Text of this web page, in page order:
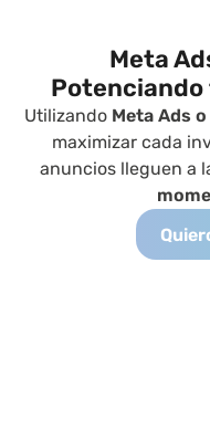
Meta
Utilizando Meta Ads
maximizar cada
anuncios lleguen a